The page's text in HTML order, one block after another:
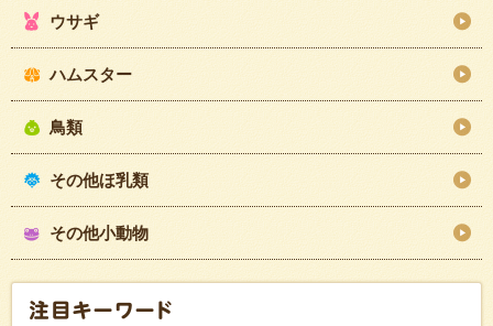
ウサギ
ハムスター
鳥類
その他ほ乳類
その他小動物